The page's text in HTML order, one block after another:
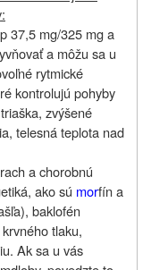
37,5 mg/325 mga
a môžu sa u
rytmické
kontrolujú pohyby
zvýšené
telesná teplota nad
a chorobnú
ako sú morfín a
baklofén
tlaku,
Ak sa u vás